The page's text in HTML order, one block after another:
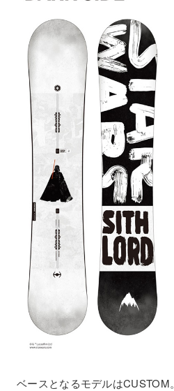
ベースとなるモデルはCUSTOM。